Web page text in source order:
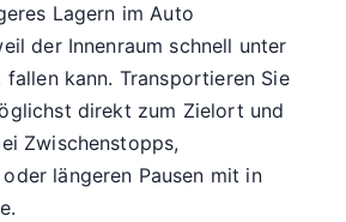
Lagern im Auto
der Innenraum schnell unter
kann. Transportieren Sie
direkt zum Zielort und
Zwischenstopps,
längeren Pausen mit in